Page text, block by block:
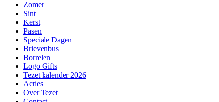
Zomer
Sint
Kerst
Pasen
Speciale Dagen
Brievenbus
Borrelen
Logo Gifts
Tezet kalender 2026
Acties
Over Tezet